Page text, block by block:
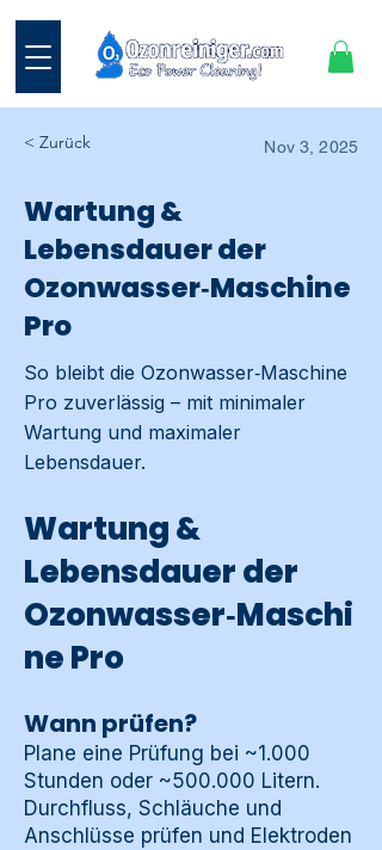
< Zurück Nov 3, 2025
Wartung &
Lebensdauer der
Ozonwasser‑Maschine
Pro
So bleibt die Ozonwasser‑Maschine
Pro zuverlässig – mit minimaler
Wartung und maximaler
Lebensdauer.
Wartung &
Lebensdauer der
Ozonwasser‑Maschi
ne Pro
Wann prüfen?
Plane eine Prüfung bei ~1.000
Stunden oder ~500.000 Litern.
Durchfluss, Schläuche und
Anschlüsse prüfen und Elektroden